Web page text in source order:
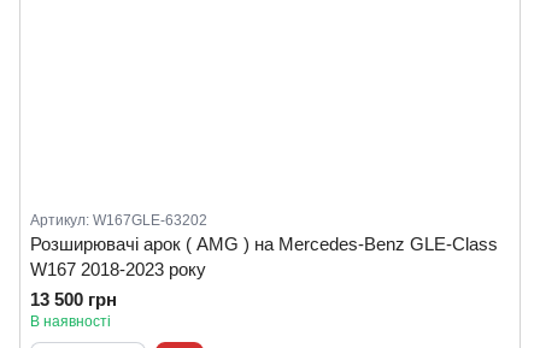
Артикул: W167GLE-63202
Розширювачі арок ( AMG ) на Mercedes-Benz GLE-Class
W167 2018-2023 року
13 500 грн
В наявності